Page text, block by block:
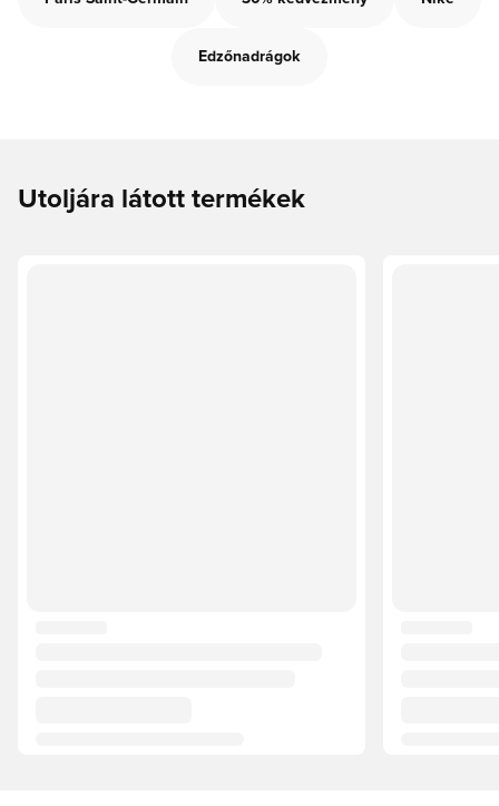
Edzőnadrágok
Utoljára látott termékek